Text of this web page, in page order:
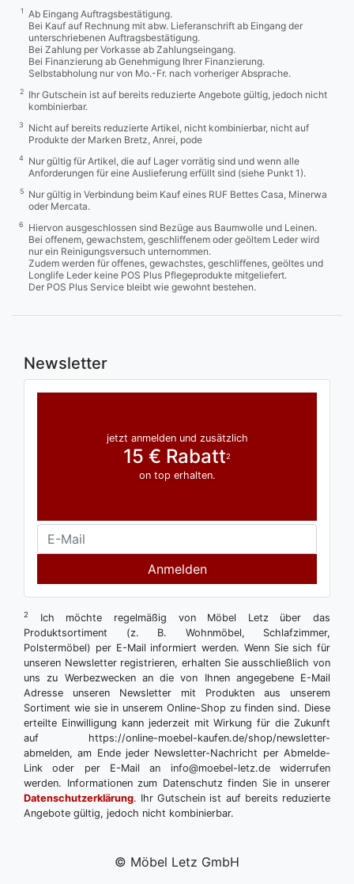
1
Ab Eingang Auftragsbestätigung.
Bei Kauf auf Rechnung mit abw. Lieferanschrift ab Eingang der
unterschriebenen Auftragsbestätigung.
Bei Zahlung per Vorkasse ab Zahlungseingang.
Bei Finanzierung ab Genehmigung Ihrer Finanzierung.
Selbstabholung nur von Mo.-Fr. nach vorheriger Absprache.
2
Ihr Gutschein ist auf bereits reduzierte Angebote gültig, jedoch nicht
kombinierbar.
3
Nicht auf bereits reduzierte Artikel, nicht kombinierbar, nicht auf
Produkte der Marken Bretz, Anrei, pode
4
Nur gültig für Artikel, die auf Lager vorrätig sind und wenn alle
Anforderungen für eine Auslieferung erfüllt sind (siehe Punkt 1).
5
Nur gültig in Verbindung beim Kauf eines RUF Bettes Casa, Minerwa
oder Mercata.
6
Hiervon ausgeschlossen sind Bezüge aus Baumwolle und Leinen.
Bei offenem, gewachstem, geschliffenem oder geöltem Leder wird
nur ein Reinigungsversuch unternommen.
Zudem werden für offenes, gewachstes, geschliffenes, geöltes und
Longlife Leder keine POS Plus Pflegeprodukte mitgeliefert.
Der POS Plus Service bleibt wie gewohnt bestehen.
Newsletter
jetzt anmelden und zusätzlich
15 € Rabatt2
on top erhalten.
Anmelden
2
Ich möchte regelmäßig von Möbel Letz über das
Produktsortiment (z. B. Wohnmöbel, Schlafzimmer,
Polstermöbel) per E-Mail informiert werden. Wenn Sie sich für
unseren Newsletter registrieren, erhalten Sie ausschließlich von
uns zu Werbezwecken an die von Ihnen angegebene E-Mail
Adresse unseren Newsletter mit Produkten aus unserem
Sortiment wie sie in unserem Online-Shop zu finden sind. Diese
erteilte Einwilligung kann jederzeit mit Wirkung für die Zukunft
auf https://online-moebel-kaufen.de/shop/newsletter-
abmelden, am Ende jeder Newsletter-Nachricht per Abmelde-
Link oder per E-Mail an info@moebel-letz.de widerrufen
werden. Informationen zum Datenschutz finden Sie in unserer
Datenschutzerklärung. Ihr Gutschein ist auf bereits reduzierte
Angebote gültig, jedoch nicht kombinierbar.
© Möbel Letz GmbH